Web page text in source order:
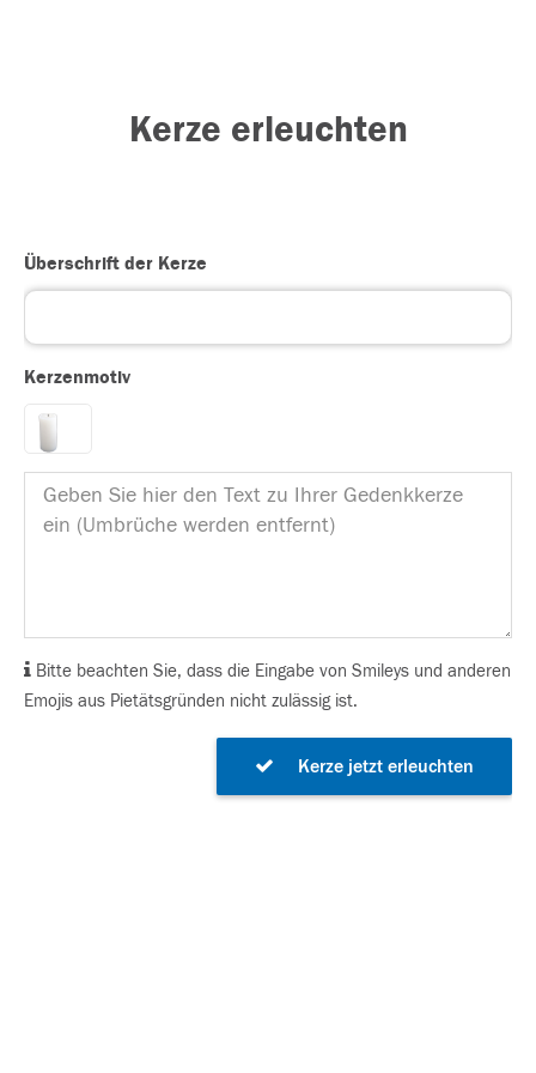
Kerze erleuchten
Überschrift der Kerze
Kerzenmotiv
Bitte beachten Sie, dass die Eingabe von Smileys und anderen
Emojis aus Pietätsgründen nicht zulässig ist.
Kerze jetzt erleuchten